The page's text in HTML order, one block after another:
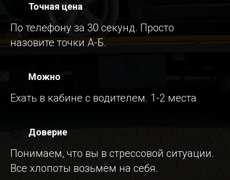
Точная цена
По телефону за 30 секунд. Просто
назовите точки А-Б.
Можно
Ехать в кабине с водителем. 1-2 места
Доверие
Понимаем, что вы в стрессовой ситуации.
Все хлопоты возьмём на себя.